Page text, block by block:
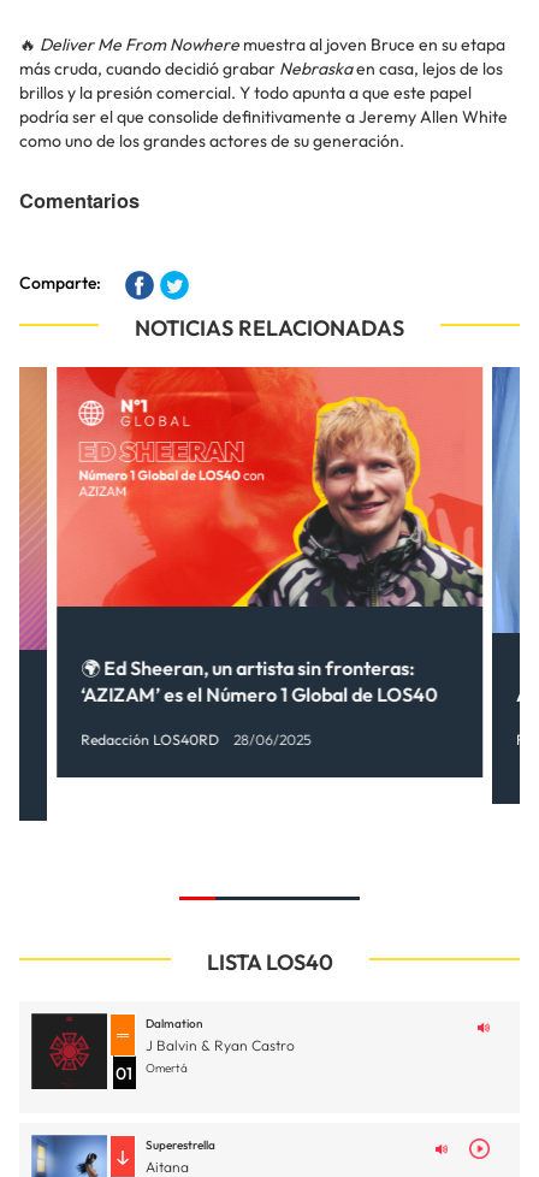
🔥 Deliver Me From Nowhere muestra al joven Bruce en su etapa
más cruda, cuando decidió grabar Nebraskaen casa, lejos de los
brillos y la presión comercial. Y todo apunta a que este papel
podría ser el que consolide definitivamente a Jeremy Allen White
como uno de los grandes actores de su generación.
Comentarios
Comparte:
NOTICIAS RELACIONADAS
🌍 Ed Sheeran, un artista sin fronteras:
‘AZIZAM’ es el Número 1 Global de LOS40
Redacción LOS40RD 28/06/2025
LISTA LOS40
01
Dalmation
J Balvin & Ryan Castro
Omertá
Superestrella
Aitana